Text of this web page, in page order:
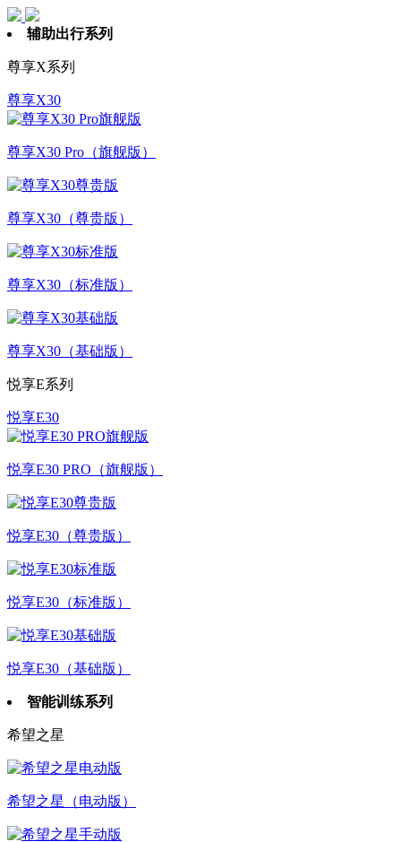
辅助出行系列
尊享X系列
尊享X30
尊享X30 Pro（旗舰版）
尊享X30（尊贵版）
尊享X30（标准版）
尊享X30（基础版）
悦享E系列
悦享E30
悦享E30 PRO（旗舰版）
悦享E30（尊贵版）
悦享E30（标准版）
悦享E30（基础版）
智能训练系列
希望之星
希望之星（电动版）